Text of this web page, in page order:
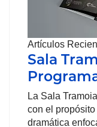
Artículos
Sala
La Sala
con el
dramática